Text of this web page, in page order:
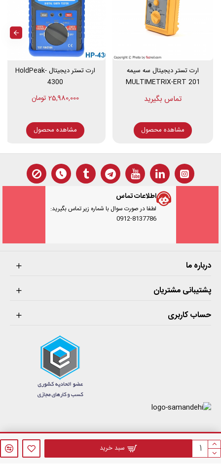
سبد خرید
ارت تستر دیجیتال سه سیمه
MULTIMETRIX-ERT 201
مشاهده محصول
ارت تستر دیجیتال HoldPeak-
4300
25,980,000 تومان
مشاهده محصول
اطلاعات تماس
لطفا در صورت سوال با شماره زیر تماس بگیرید:
0912-8137786
درباره ما
پشتیبانی مشتریان
حساب کاربری
فروشگاه اینترنتی فازنول © 1405 . کلیه حقوق مادی و معنوی این سایت محفوظ می‌باشد.
طراحی سایت فروشگاهیتوسط